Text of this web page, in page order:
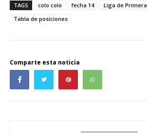
TAGS
colo colo fecha 14
Liga de Primera
Tabla de posiciones
Comparte esta noticia